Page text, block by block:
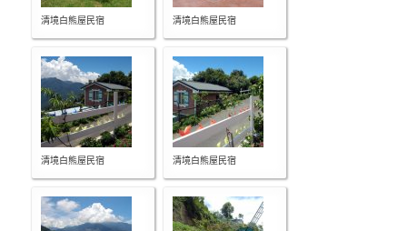
清境白熊屋民宿 清境白熊屋民宿
清境白熊屋民宿 清境白熊屋民宿